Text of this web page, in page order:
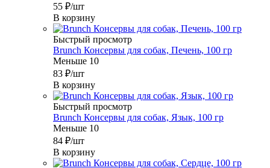
55 ₽/шт
В корзину
Быстрый просмотр
Brunch Консервы для собак, Печень, 100 гр
Меньше 10
83 ₽/шт
В корзину
Быстрый просмотр
Brunch Консервы для собак, Язык, 100 гр
Меньше 10
84 ₽/шт
В корзину